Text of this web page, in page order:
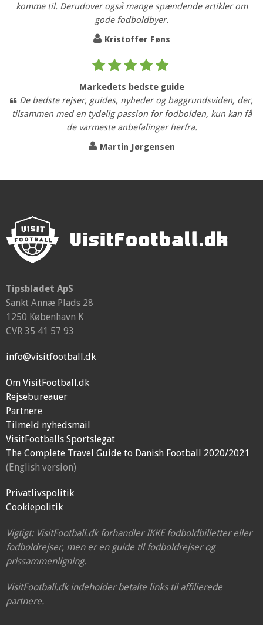
komme til. Derudover også mange spændende artikler om
gode fodboldbyer.
Kristoffer Føns
Markedets bedste guide
De bedste rejser, guides, nyheder og baggrundsviden, der,
tilsammen med en tydelig passion for fodbolden, kun kan få
de varmeste anbefalinger herfra.
Martin Jørgensen
Tipsbladet ApS
Sankt Annæ Plads 28
1250 København K
CVR 35 41 57 93
info@visitfootball.dk
Om VisitFootball.dk
Rejsebureauer
Partnere
Tilmeld nyhedsmail
VisitFootballs Sportslegat
The Complete Travel Guide to Danish Football 2020/2021
(English version)
Privatlivspolitik
Cookiepolitik
Vigtigt: VisitFootball.dk forhandler IKKEfodboldbilletter eller
fodboldrejser, men er en guide til fodboldrejser og
prissammenligning.
VisitFootball.dk indeholder betalte links til affilierede
partnere.